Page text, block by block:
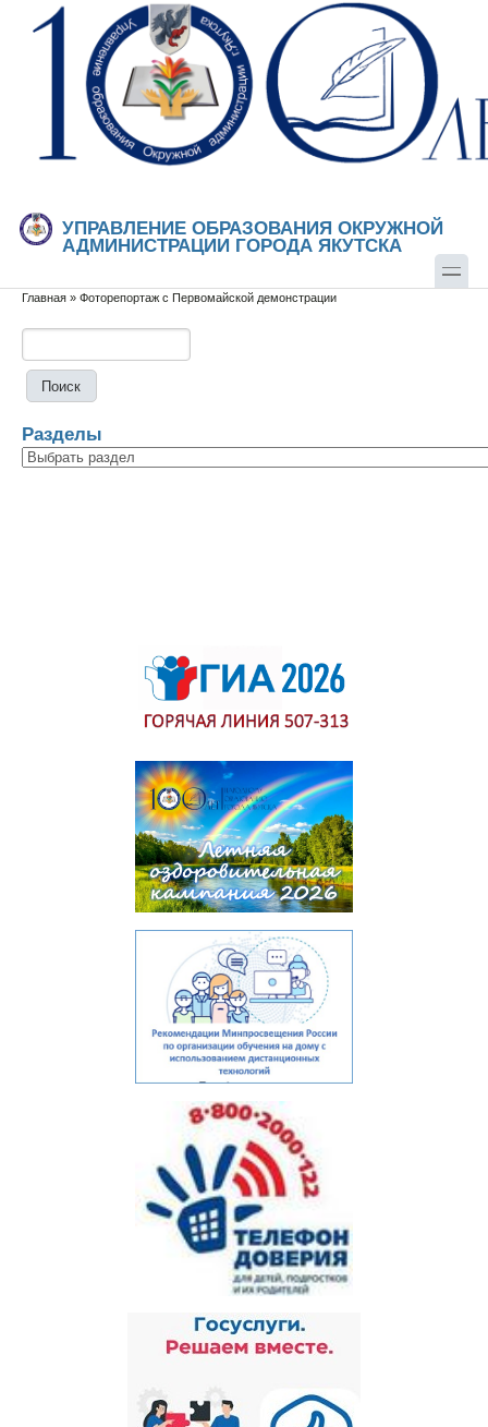
Перейти к основному содержанию
Skip to search
УПРАВЛЕНИЕ ОБРАЗОВАНИЯ ОКРУЖНОЙ
АДМИНИСТРАЦИИ ГОРОДА ЯКУТСКА
Вы здесь
Главная » Фоторепортаж с Первомайской демонстрации
Разделы